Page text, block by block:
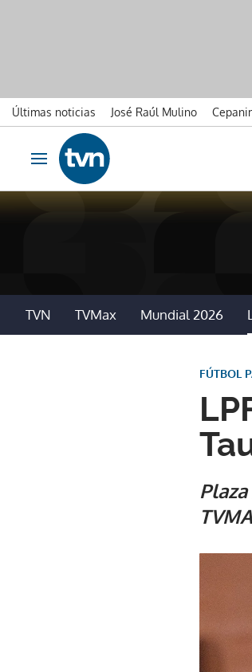
Últimas noticias José Raúl Mulino
Ir al contenido
Obrir navegació
TVN TVMax Mundial 2026
FÚTBOL